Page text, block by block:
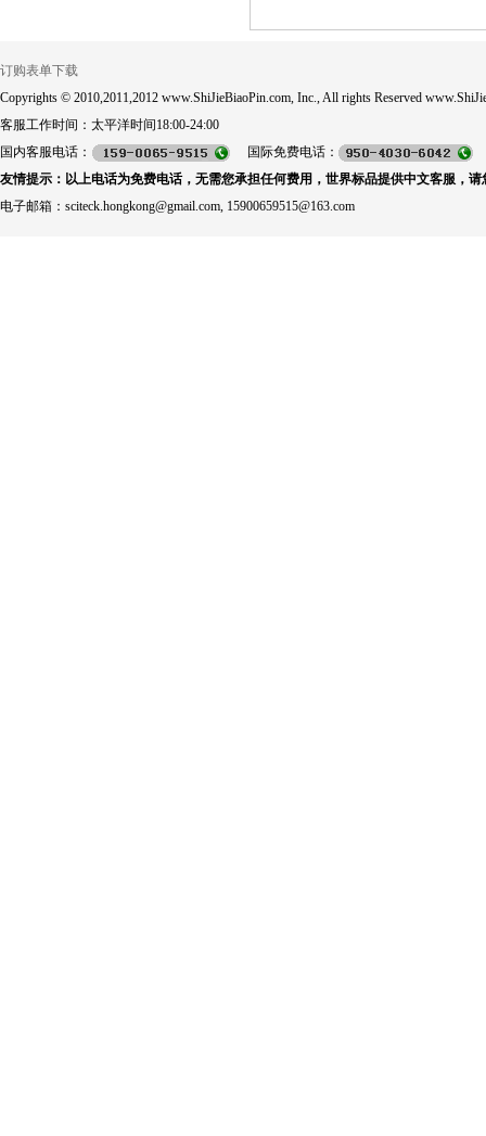
订购表单下载
Copyrights © 2010,2011,2012 www.ShiJieBiaoPin.com, Inc., All rights Reserved
客服工作时间：太平洋时间18:00-24:00
国内客服电话：
国际免费电话：
友情提示：以上电话为免费电话，无需您承担任何费用，世界标品提供中文客服，请
电子邮箱：sciteck.hongkong@gmail.com, 15900659515@163.com